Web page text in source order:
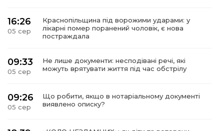
16:26
05 сер
Краснопільщина під ворожими ударами: у
лікарні помер поранений чоловік, є нова
постраждала
09:33
05 сер
Не лише документи: несподівані речі, які
можуть врятувати життя під час обстрілу
09:26
05 сер
Що робити, якщо в нотаріальному документі
виявлено описку?